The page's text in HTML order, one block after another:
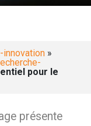
innovation »
pour le
présente